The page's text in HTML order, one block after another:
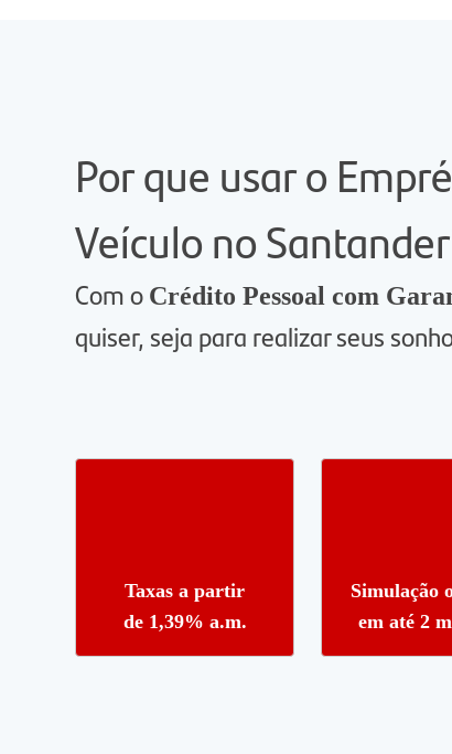
Por que usar o
Veículo no
Com o Crédito Pessoal com
quiser, seja para realizar seus
Taxas a partir
de 1,39% a.m.
Simulação
em até 2